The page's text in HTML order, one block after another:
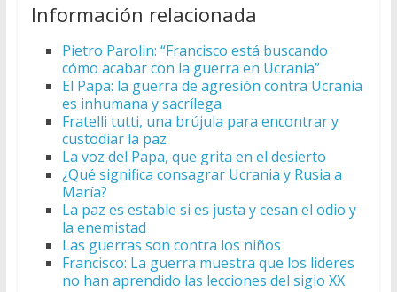
Información relacionada
Pietro Parolin: “Francisco está buscando
cómo acabar con la guerra en Ucrania”
El Papa: la guerra de agresión contra Ucrania
es inhumana y sacrílega
Fratelli tutti, una brújula para encontrar y
custodiar la paz
La voz del Papa, que grita en el desierto
¿Qué significa consagrar Ucrania y Rusia a
María?
La paz es estable si es justa y cesan el odio y
la enemistad
Las guerras son contra los niños
Francisco: La guerra muestra que los lideres
no han aprendido las lecciones del siglo XX